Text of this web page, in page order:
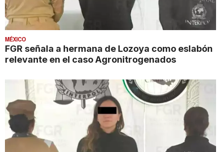
MÉXICO
FGR señala a hermana de Lozoya como eslabón
relevante en el caso Agronitrogenados